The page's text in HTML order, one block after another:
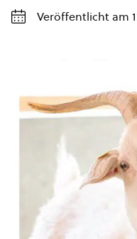
Veröffentlicht am